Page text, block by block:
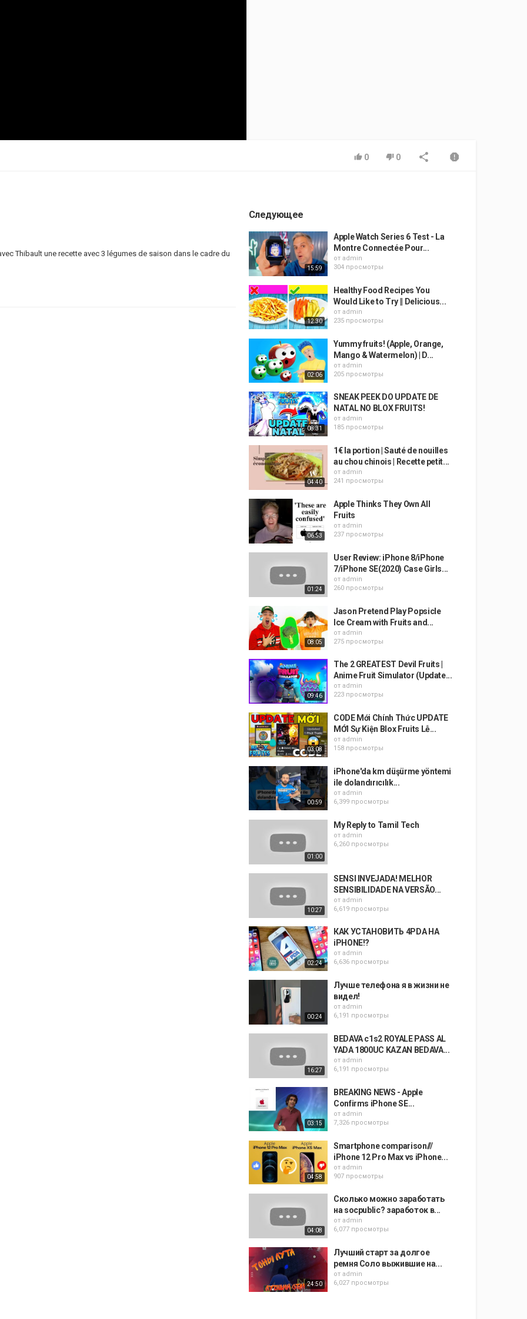
0 0
Thibault une recette avec 3 légumes de saison dans le cadre du
Следующее
15:59
Apple Watch Series 6 Test - La
Montre Connectée Pour...
от admin
304 просмотры
12:30
Healthy Food Recipes You
Would Like to Try || Delicious...
от admin
235 просмотры
02:06
Yummy fruits! (Apple, Orange,
Mango & Watermelon) | D...
от admin
205 просмотры
08:31
SNEAK PEEK DO UPDATE DE
NATAL NO BLOX FRUITS!
от admin
185 просмотры
04:40
1€ la portion | Sauté de nouilles
au chou chinois | Recette petit...
от admin
241 просмотры
06:53
Apple Thinks They Own All
Fruits
от admin
237 просмотры
01:24
User Review: iPhone 8/iPhone
7/iPhone SE(2020) Case Girls...
от admin
260 просмотры
08:05
Jason Pretend Play Popsicle
Ice Cream with Fruits and...
от admin
275 просмотры
09:46
The 2 GREATEST Devil Fruits |
Anime Fruit Simulator (Update...
от admin
223 просмотры
03:08
CODE Mới Chính Thức UPDATE
MỚI Sự Kiện Blox Fruits Lễ...
от admin
158 просмотры
00:59
iPhone'da km düşürme yöntemi
ile dolandırıcılık...
от admin
6,399 просмотры
01:00
My Reply to Tamil Tech
от admin
6,260 просмотры
10:27
SENSI INVEJADA! MELHOR
SENSIBILIDADE NA VERSÃO...
от admin
6,619 просмотры
02:24
КАК УСТАНОВИТЬ 4PDA НА
iPHONE!?
от admin
6,636 просмотры
00:24
Лучше телефона я в жизни не
видел!
от admin
6,191 просмотры
16:27
BEDAVA c1s2 ROYALE PASS AL
YADA 1800UC KAZAN BEDAVA...
от admin
6,191 просмотры
03:15
BREAKING NEWS - Apple
Confirms iPhone SE...
от admin
7,326 просмотры
04:58
Smartphone comparison///
iPhone 12 Pro Max vs iPhone...
от admin
907 просмотры
04:08
Сколько можно заработать
на socpublic? заработок в...
от admin
6,077 просмотры
24:50
Лучший старт за долгое
ремня Соло выжившие на...
от admin
6,027 просмотры